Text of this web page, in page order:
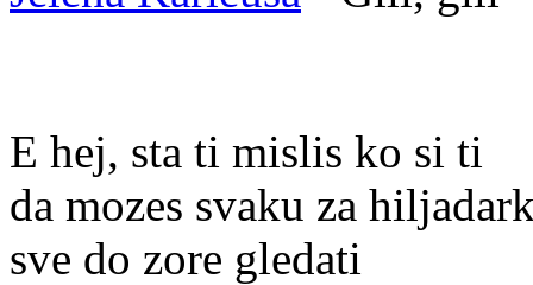
E hej, sta ti mislis ko si ti
da mozes svaku za
sve do zore gledati